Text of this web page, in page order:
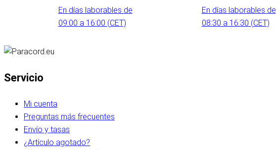
En días laborables de
09:00 a 16:00 (CET)
En días laborables de
08:30 a 16:30 (CET)
Servicio
Mi cuenta
Preguntas más frecuentes
Envío y tasas
¿Artículo agotado?